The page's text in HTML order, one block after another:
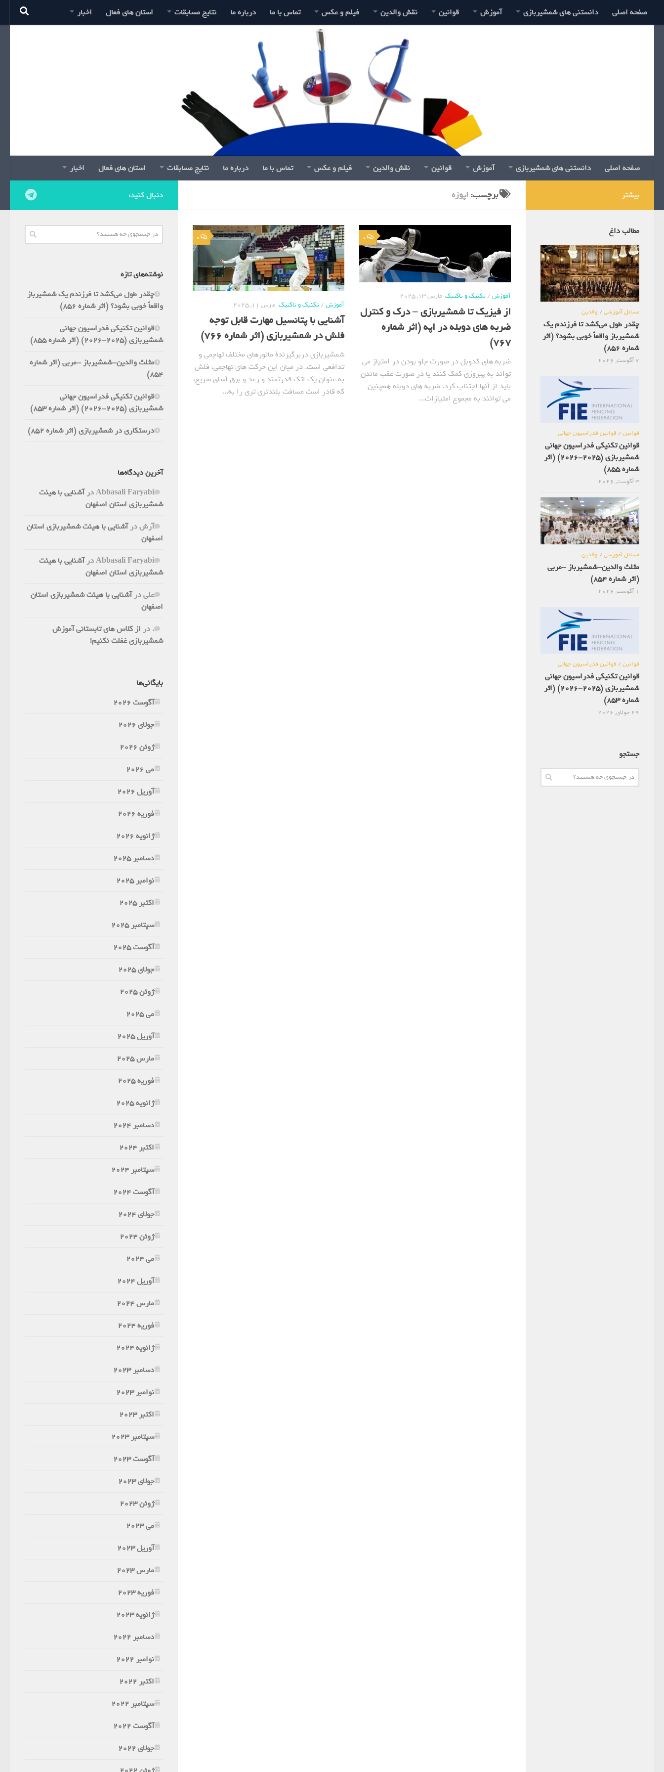
صفحه اصلی دانستنی های شمشیربازی آموزش قوانین نقش والدین فیلم و عکس تماس با ما درباره ما نتایج مسابقات استان های فعال اخبار
صفحه اصلی دانستنی های شمشیربازی آموزش قوانین نقش والدین فیلم و عکس تماس با ما درباره ما نتایج مسابقات استان های فعال اخبار
برچسب: اپوزه
0
آموزش/تکنیک و تاکتیک مارس 13, 2025
از فیزیک تا شمشیربازی – درک و کنترل
ضربه های دوبله در اپه (اثر شماره
767)
ضربه های کدوبل در صورت جلو بودن در امتیاز می
تواند به پیروزی کمک کنند یا در صورت عقب ماندن
باید از آنها اجتناب کرد. ضربه های دوبله همچنین
می توانند به مجموع امتیازات...
0
آموزش/تکنیک و تاکتیک مارس 11, 2025
آشنایی با پتانسیل مهارت قابل توجه
فلش در شمشیربازی (اثر شماره 766)
شمشیربازی دربرگیرندة مانورهای مختلف تهاجمی و
تدافعی است. در میان این حرکت های تهاجمی، فلش
به عنوان یک اتک قدرتمند و رعد و برق آسای سریع،
که قادر است مسافت بلندتری تری را به...
دنبال کنید:
نوشته‌های تازه
چقدر طول می‌کشد تا فرزندم یک شمشیرباز
واقعاً خوبی بشود؟ (اثر شماره 856)
قوانین تکنیکی فدراسیون جهانی
شمشیربازی (2025-2026) (اثر شماره 855)
مثلث والدین-شمشیرباز -مربی (اثر شماره
854)
قوانین تکنیکی فدراسیون جهانی
شمشیربازی (2025-2026) (اثر شماره 853)
درستکاری در شمشیربازی (اثر شماره 852)
آخرین دیدگاه‌ها
Abbasali Faryabiدرآشنایی با هیئت
شمشیربازی استان اصفهان
آرشدرآشنایی با هیئت شمشیربازی استان
اصفهان
Abbasali Faryabiدرآشنایی با هیئت
شمشیربازی استان اصفهان
علیدرآشنایی با هیئت شمشیربازی استان
اصفهان
. در از کلاس های تابستانی آموزش
شمشیربازی غفلت نکنیم!
بایگانی‌ها
آگوست 2026
جولای 2026
ژوئن 2026
می 2026
آوریل 2026
فوریه 2026
ژانویه 2026
دسامبر 2025
نوامبر 2025
اکتبر 2025
سپتامبر 2025
آگوست 2025
جولای 2025
ژوئن 2025
می 2025
آوریل 2025
مارس 2025
فوریه 2025
ژانویه 2025
دسامبر 2024
اکتبر 2024
سپتامبر 2024
آگوست 2024
جولای 2024
ژوئن 2024
می 2024
آوریل 2024
مارس 2024
فوریه 2024
ژانویه 2024
دسامبر 2023
نوامبر 2023
اکتبر 2023
سپتامبر 2023
آگوست 2023
جولای 2023
ژوئن 2023
می 2023
آوریل 2023
مارس 2023
فوریه 2023
ژانویه 2023
دسامبر 2022
نوامبر 2022
اکتبر 2022
سپتامبر 2022
آگوست 2022
جولای 2022
بیشتر
مطالب داغ
مسائل آموزشی/ والدین
چقدر طول می‌کشد تا فرزندم یک
شمشیرباز واقعاً خوبی بشود؟ (اثر
شماره 856)
7 آگوست, 2026
قوانین/ قوانین فدراسیون جهانی
قوانین تکنیکی فدراسیون جهانی
شمشیربازی (2025-2026) (اثر
شماره 855)
3 آگوست, 2026
مسائل آموزشی/ والدین
مثلث والدین-شمشیرباز -مربی
(اثر شماره 854)
1 آگوست, 2026
قوانین/ قوانین فدراسیون جهانی
قوانین تکنیکی فدراسیون جهانی
شمشیربازی (2025-2026) (اثر
شماره 853)
29 جولای, 2026
جستجو